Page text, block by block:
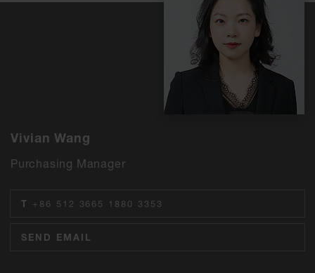
Vivian Wang
Purchasing Manager
T +86 512 3665 1880 3353
SEND EMAIL